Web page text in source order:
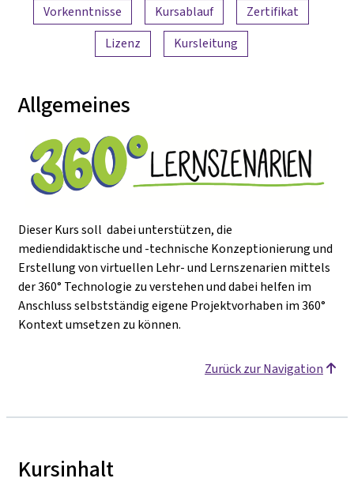
Vorkenntnisse
Kursablauf
Zertifikat
Lizenz
Kursleitung
Allgemeines
Dieser Kurs soll dabei unterstützen, die
mediendidaktische und -technische Konzeptionierung und
Erstellung von virtuellen Lehr- und Lernszenarien mittels
der 360° Technologie zu verstehen und dabei helfen im
Anschluss selbstständig eigene Projektvorhaben im 360°
Kontext umsetzen zu können.
Zurück zur Navigation
Kursinhalt